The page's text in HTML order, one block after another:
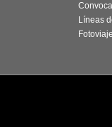
Líneas